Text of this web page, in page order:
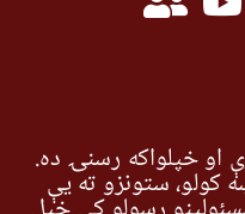
او خپلواکه رسنۍ ده.
کولو، ستونزو ته یې